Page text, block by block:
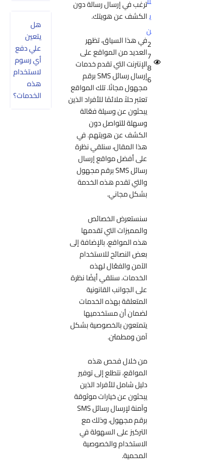
ن
8
ترغب في إرسال رسالة دون
الكشف عن هويتك.
في هذا السياق، تظهر
العديد من المواقع على
الإنترنت التي تقدم خدمات
إرسال رسائل SMS برقم
مجهول مجانًا. تلك المواقع
تعتبر حلاً ملائمًا للأفراد الذين
يبحثون عن وسيلة فعّالة
وسهلة للتواصل دون
الكشف عن هويتهم. في
هذا المقال، سنلقي نظرة
على أفضل مواقع إرسال
رسائل SMS برقم مجهول
والتي تقدم هذه الخدمة
بشكل مجاني.
سنستعرض الخصائص
والمميزات التي تقدمها
هذه المواقع، بالإضافة إلى
بعض النصائح للاستخدام
الآمن والفعّال لهذه
الخدمات. سنلقي أيضًا نظرة
على الجوانب القانونية
المتعلقة بهذه الخدمات
لضمان أن مستخدميها
يتمتعون بالخصوصية بشكل
آمن ومطمئن.
من خلال فحص هذه
المواقع، نتطلع إلى توفير
دليل شامل للأفراد الذين
يبحثون عن خيارات موثوقة
وآمنة لإرسال رسائل SMS
برقم مجهول، وذلك مع
التركيز على السهولة في
الاستخدام والخصوصية
المحمية.
هل
يتعين
علي دفع
أي رسوم
لاستخدام
هذه
الخدمات؟